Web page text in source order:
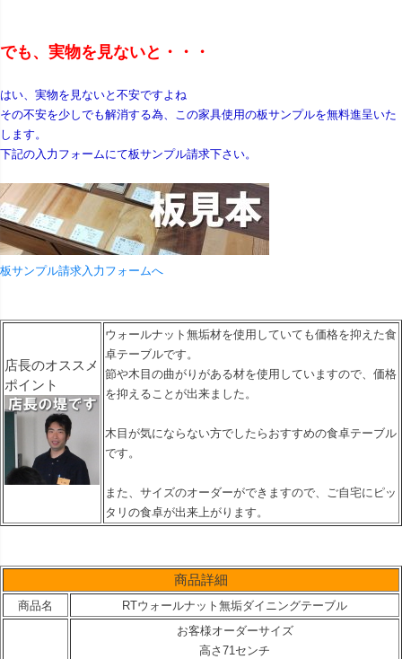
でも、実物を見ないと・・・
はい、実物を見ないと不安ですよね
その不安を少しでも解消する為、この家具使用の板サンプルを無料進呈いた
します。
下記の入力フォームにて板サンプル請求下さい。
板サンプル請求入力フォームへ
店長のオススメ
ポイント
ウォールナット無垢材を使用していても価格を抑えた食
卓テーブルです。
節や木目の曲がりがある材を使用していますので、価格
を抑えることが出来ました。
木目が気にならない方でしたらおすすめの食卓テーブル
です。
また、サイズのオーダーができますので、ご自宅にピッ
タリの食卓が出来上がります。
商品詳細
商品名 RTウォールナット無垢ダイニングテーブル
お客様オーダーサイズ
高さ71センチ